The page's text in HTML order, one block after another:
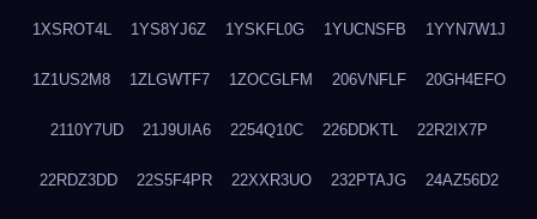
1XSROT4L 1YS8YJ6Z 1YSKFL0G 1YUCNSFB 1YYN7W1J
1Z1US2M8 1ZLGWTF7 1ZOCGLFM 206VNFLF 20GH4EFO
2110Y7UD 21J9UIA6 2254Q10C 226DDKTL 22R2IX7P
22RDZ3DD 22S5F4PR 22XXR3UO 232PTAJG 24AZ56D2